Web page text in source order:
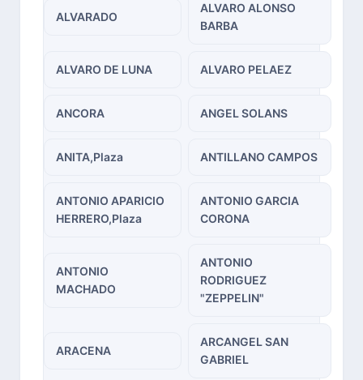
ALVARADO
ALVARO ALONSO
BARBA
ALVARO DE LUNA ALVARO PELAEZ
ANCORA ANGEL SOLANS
ANITA,Plaza ANTILLANO CAMPOS
ANTONIO APARICIO
HERRERO,Plaza
ANTONIO GARCIA
CORONA
ANTONIO
MACHADO
ANTONIO
RODRIGUEZ
"ZEPPELIN"
ARACENA
ARCANGEL SAN
GABRIEL